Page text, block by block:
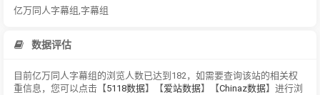
亿万同人字幕组,字幕组
数据评估
目前亿万同人字幕组的浏览人数已达到182，如需要查询该站的相关权
重信息，您可以点击【5118数据】【爱站数据】【Chinaz数据】进行浏